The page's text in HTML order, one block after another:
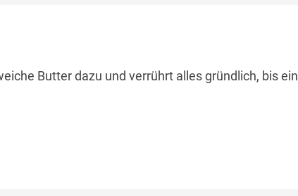
Butter dazu und verrührt alles gründlich, bis ein